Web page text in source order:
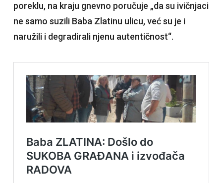
poreklu, na kraju gnevno poručuje „da su ivičnjaci
ne samo suzili Baba Zlatinu ulicu, već su je i
naružili i degradirali njenu autentičnost“.